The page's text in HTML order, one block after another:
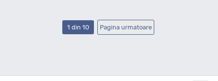
1 din 10 Pagina urmatoare